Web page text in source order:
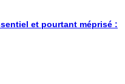
et pourtant méprisé :